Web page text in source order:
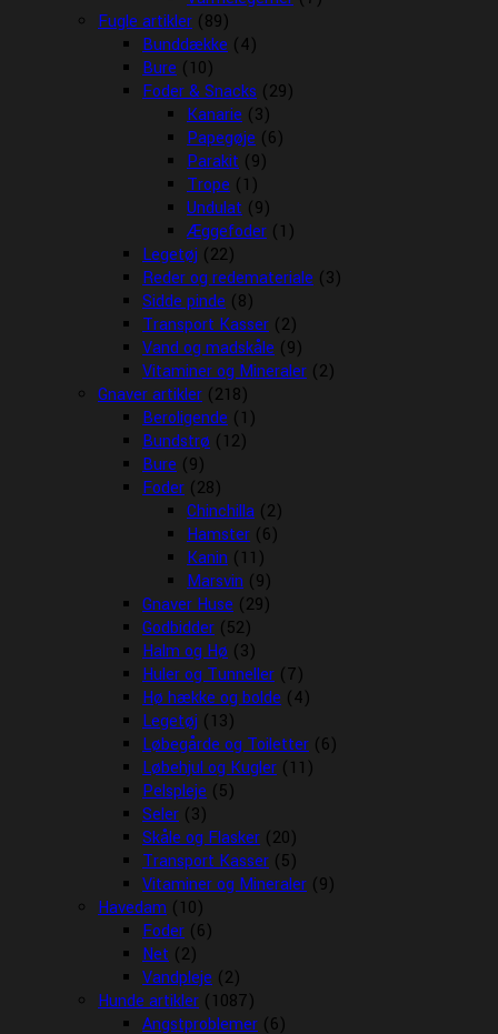
Fugle artikler (89)
Bunddække (4)
Bure (10)
Foder & Snacks (29)
Kanarie (3)
Papegøje (6)
Parakit (9)
Trope (1)
Undulat (9)
Æggefoder (1)
Legetøj (22)
Reder og redemateriale (3)
Sidde pinde (8)
Transport Kasser (2)
Vand og madskåle (9)
Vitaminer og Mineraler (2)
Gnaver artikler (218)
Beroligende (1)
Bundstrø (12)
Bure (9)
Foder (28)
Chinchilla (2)
Hamster (6)
Kanin (11)
Marsvin (9)
Gnaver Huse (29)
Godbidder (52)
Halm og Hø (3)
Huler og Tunneller (7)
Hø hække og bolde (4)
Legetøj (13)
Løbegårde og Toiletter (6)
Løbehjul og Kugler (11)
Pelspleje (5)
Seler (3)
Skåle og Flasker (20)
Transport Kasser (5)
Vitaminer og Mineraler (9)
Havedam (10)
Foder (6)
Net (2)
Vandpleje (2)
Hunde artikler (1087)
Angstproblemer (6)